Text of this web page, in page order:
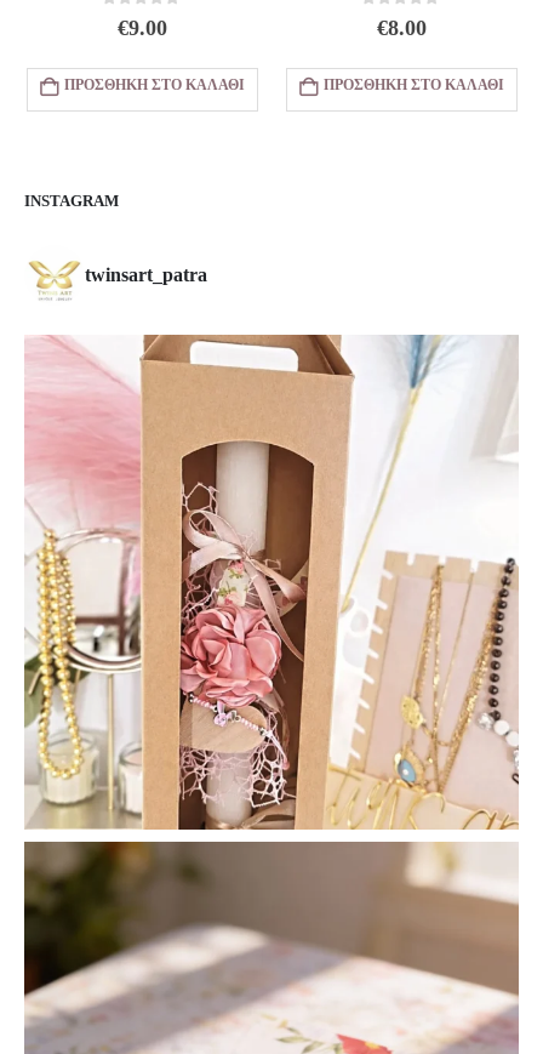
€9.00
ΠΡΟΣΘΉΚΗ ΣΤΟ ΚΑΛΆΘΙ
€8.00
ΠΡΟΣΘΉΚΗ ΣΤΟ ΚΑΛΆΘΙ
INSTAGRAM
twinsart_patra